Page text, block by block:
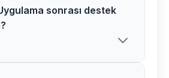
Mobil Uygulama
özelliklerine göre
sonrası destek